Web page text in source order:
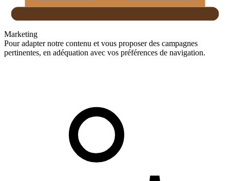
Marketing
Pour adapter notre contenu et vous proposer des campagnes
pertinentes, en adéquation avec vos préférences de navigation.